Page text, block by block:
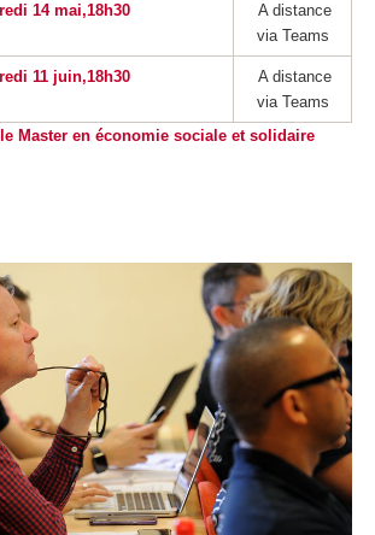
14 mai,18h30
A distance
via Teams
11 juin,18h30
A distance
via Teams
Master en économie sociale et solidaire